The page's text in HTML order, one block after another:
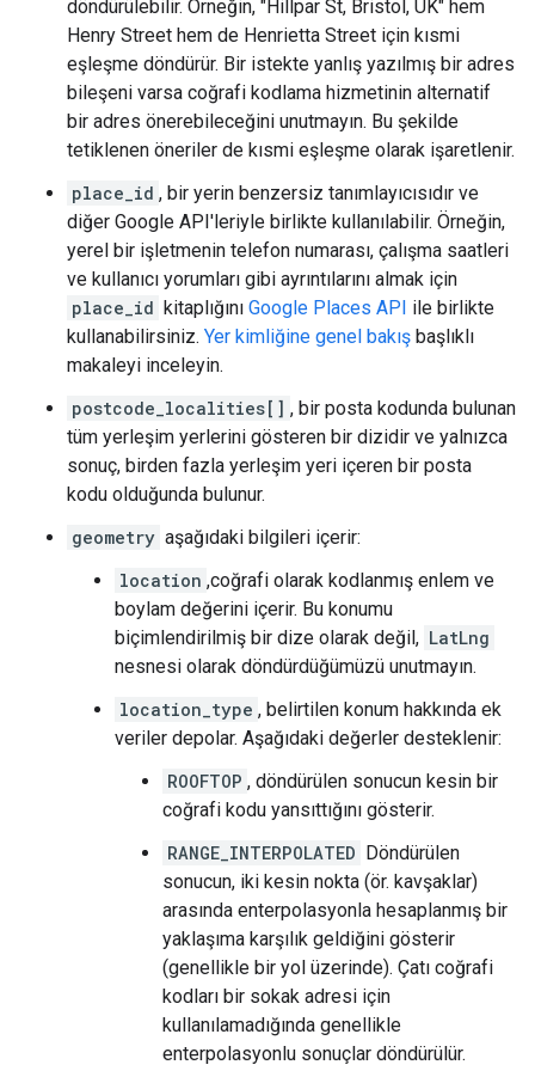
döndürülebilir. Örneğin, "Hillpar St, Bristol, UK" hem
Henry Street hem de Henrietta Street için kısmi
eşleşme döndürür. Bir istekte yanlış yazılmış bir adres
bileşeni varsa coğrafi kodlama hizmetinin alternatif
bir adres önerebileceğini unutmayın. Bu şekilde
tetiklenen öneriler de kısmi eşleşme olarak işaretlenir.
place_id , bir yerin benzersiz tanımlayıcısıdır ve
diğer Google API'leriyle birlikte kullanılabilir. Örneğin,
yerel bir işletmenin telefon numarası, çalışma saatleri
ve kullanıcı yorumları gibi ayrıntılarını almak için
place_id kitaplığını Google Places API ile birlikte
kullanabilirsiniz. Yer kimliğine genel bakış başlıklı
makaleyi inceleyin.
postcode_localities[] , bir posta kodunda bulunan
tüm yerleşim yerlerini gösteren bir dizidir ve yalnızca
sonuç, birden fazla yerleşim yeri içeren bir posta
kodu olduğunda bulunur.
geometry aşağıdaki bilgileri içerir:
location ,coğrafi olarak kodlanmış enlem ve
boylam değerini içerir. Bu konumu
biçimlendirilmiş bir dize olarak değil, LatLng
nesnesi olarak döndürdüğümüzü unutmayın.
location_type , belirtilen konum hakkında ek
veriler depolar. Aşağıdaki değerler desteklenir:
ROOFTOP , döndürülen sonucun kesin bir
coğrafi kodu yansıttığını gösterir.
RANGE_INTERPOLATED
Döndürülen
sonucun, iki kesin nokta (ör. kavşaklar)
arasında enterpolasyonla hesaplanmış bir
yaklaşıma karşılık geldiğini gösterir
(genellikle bir yol üzerinde). Çatı coğrafi
kodları bir sokak adresi için
kullanılamadığında genellikle
enterpolasyonlu sonuçlar döndürülür.